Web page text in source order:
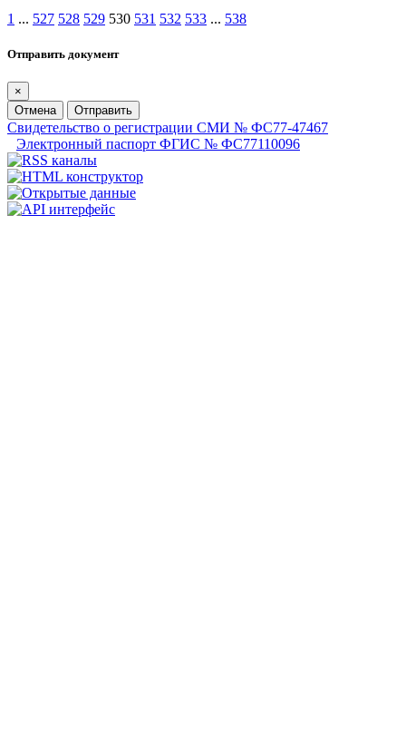
1 ... 527 528 529 530 531 532 533 ... 538
Отправить документ
×
Отмена
Отправить
Свидетельство о регистрации СМИ № ФС77-47467
Электронный паспорт ФГИС № ФС77110096